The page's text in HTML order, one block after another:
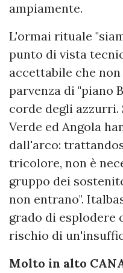
ampiamente.
L'ormai rituale
punto di vista
accettabile che
parvenza di "piano
corde degli azzurri.
Verde ed Angola
dall'arco:
tricolore, non è
gruppo dei
non entrano".
grado di esplodere
rischio di
Molto in alto